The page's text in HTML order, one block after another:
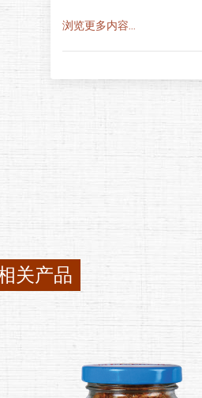
浏览更多内容...
关产品